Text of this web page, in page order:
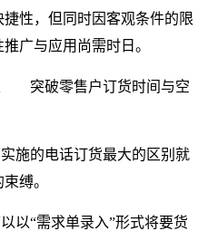
性，但同时因客观条件的限
广与应用尚需时日。
破零售户订货时间与空
施的电话订货最大的区别就
缚。
以“需求单录入”形式将要货